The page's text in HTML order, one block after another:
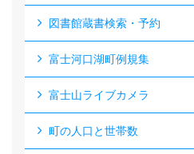
図書館蔵書検索・予約
富士河口湖町例規集
富士山ライブカメラ
町の人口と世帯数